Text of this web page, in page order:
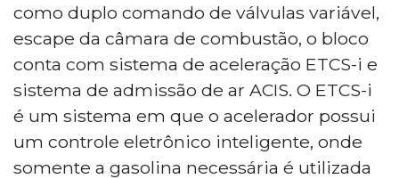
como duplo comando de válvulas variável,
escape da câmara de combustão, o bloco
conta com sistema de aceleração ETCS-i e
sistema de admissão de ar ACIS. O ETCS-i
é um sistema em que o acelerador possui
um controle eletrônico inteligente, onde
somente a gasolina necessária é utilizada